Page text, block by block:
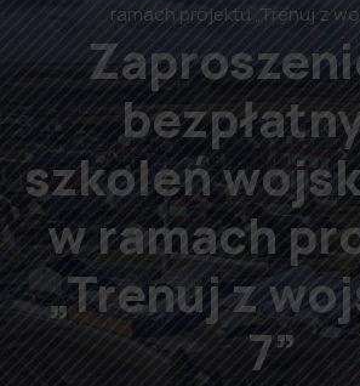
ramach projektu „Trenuj z
szkoleń
w ramach
„Trenuj z
7”